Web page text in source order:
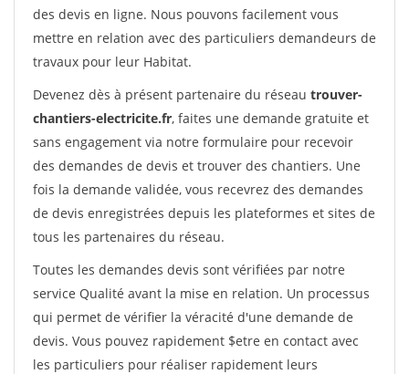
des devis en ligne. Nous pouvons facilement vous
mettre en relation avec des particuliers demandeurs de
travaux pour leur Habitat.
Devenez dès à présent partenaire du réseau trouver-
chantiers-electricite.fr, faites une demande gratuite et
sans engagement via notre formulaire pour recevoir
des demandes de devis et trouver des chantiers. Une
fois la demande validée, vous recevrez des demandes
de devis enregistrées depuis les plateformes et sites de
tous les partenaires du réseau.
Toutes les demandes devis sont vérifiées par notre
service Qualité avant la mise en relation. Un processus
qui permet de vérifier la véracité d'une demande de
devis. Vous pouvez rapidement $etre en contact avec
les particuliers pour réaliser rapidement leurs